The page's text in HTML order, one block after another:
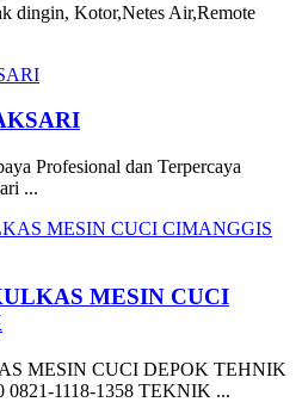
dingin, Kotor,Netes Air,Remote
Profesional dan Terpercaya
...
MESIN CUCI
MESIN CUCI DEPOK TEHNIK
0821-1118-1358 TEKNIK ...